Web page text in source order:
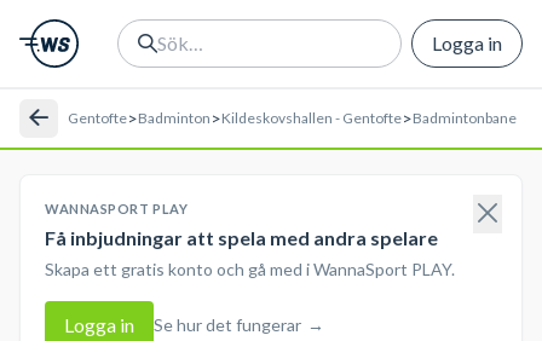
Logga in
Gentofte>Badminton >Kildeskovshallen - Gentofte>Badmintonbane
WANNASPORT PLAY
Få inbjudningar att spela med andra spelare
Skapa ett gratis konto och gå med i WannaSport PLAY.
Logga in Se hur det fungerar →